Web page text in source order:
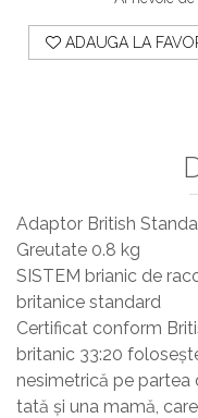
Diverse Dispozitive
Masurare
Accesorii stingatoare, paturi
antifoc
ADAUGA LA
Adaptor British
Greutate 0.8 kg
SISTEM brianic de
britanice standard
Certificat conform
britanic 33:20
nesimetrică pe
tată și una mamă,